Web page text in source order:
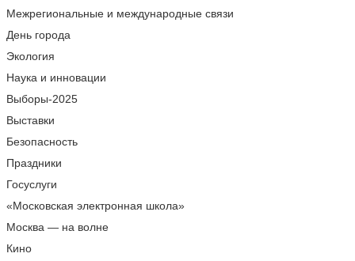
Межрегиональные и международные связи
День города
Экология
Наука и инновации
Выборы-2025
Выставки
Безопасность
Праздники
Госуслуги
«Московская электронная школа»
Москва — на волне
Кино